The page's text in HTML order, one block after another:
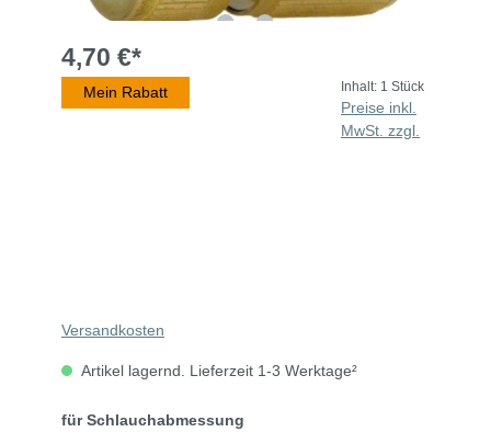
4,70 €*
Mein Rabatt Inhalt: 1 Stück
Preise inkl.
MwSt. zzgl.
Versandkosten
Artikel lagernd. Lieferzeit 1-3 Werktage²
für Schlauchabmessung